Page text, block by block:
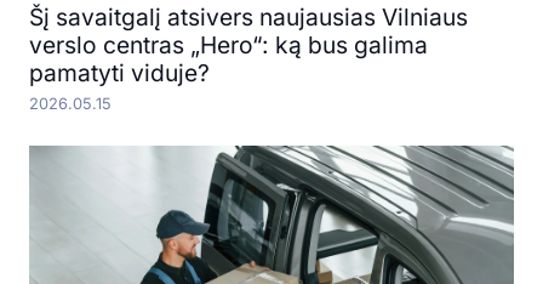
Šį savaitgalį atsivers naujausias Vilniaus
verslo centras „Hero“: ką bus galima
pamatyti viduje?
2026.05.15